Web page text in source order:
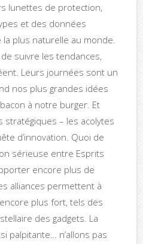
lunettes de protection,
et des données
la plus naturelle au monde.
suivre les tendances,
Leurs journées sont un
nos plus grandes idées
à notre burger. Et
stratégiques – les acolytes
d’innovation. Quoi de
sérieuse entre Esprits
encore plus de
alliances permettent à
plus fort, tels des
des gadgets. La
palpitante… n’allons pas